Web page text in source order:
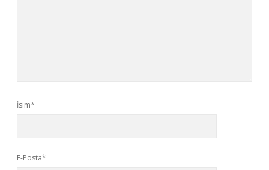
İsim*
E-Posta*